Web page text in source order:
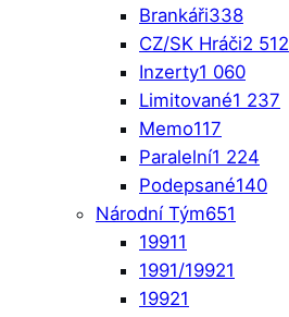
Brankáři338
CZ/SK Hráči2 512
Inzerty1 060
Limitované1 237
Memo117
Paralelní1 224
Podepsané140
Národní Tým651
19911
1991/19921
19921